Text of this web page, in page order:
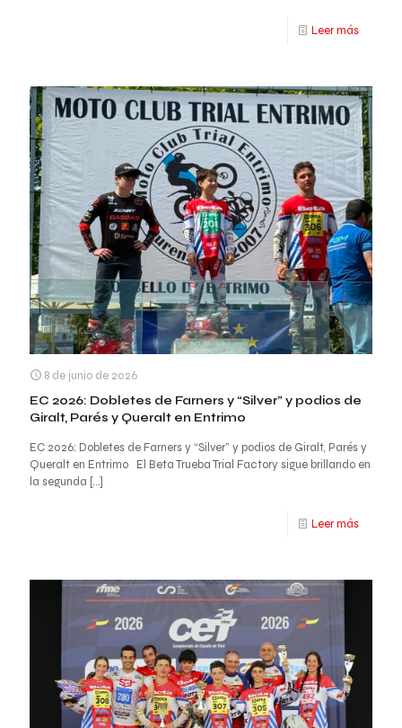
Leer más
8 de junio de 2026
EC 2026: Dobletes de Farners y “Silver” y podios de
Giralt, Parés y Queralt en Entrimo
EC 2026: Dobletes de Farners y “Silver” y podios de Giralt, Parés y
Queralt en Entrimo El Beta Trueba Trial Factory sigue brillando en
la segunda […]
Leer más